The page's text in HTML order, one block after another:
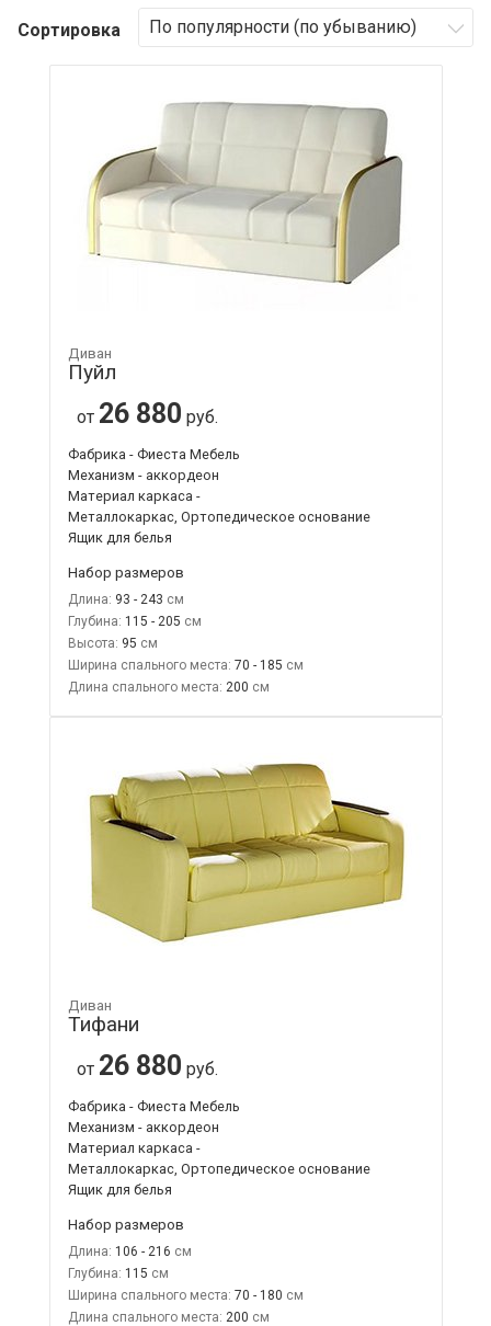
Сортировка
Диван
Пуйл
от 26 880 руб.
Фабрика - Фиеста Мебель
Механизм - аккордеон
Материал каркаса -
Металлокаркас, Ортопедическое основание
Ящик для белья
Набор размеров
Длина: 93 - 243
Глубина: 115 - 205
Высота: 95
Ширина спального места: 70 - 185
Длина спального места: 200
Диван
Тифани
от 26 880 руб.
Фабрика - Фиеста Мебель
Механизм - аккордеон
Материал каркаса -
Металлокаркас, Ортопедическое основание
Ящик для белья
Набор размеров
Длина: 106 - 216
Глубина: 115
Ширина спального места: 70 - 180
Длина спального места: 200